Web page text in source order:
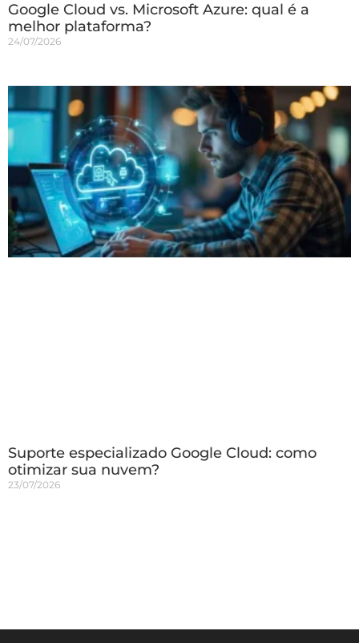
Google Cloud vs. Microsoft Azure: qual é a
melhor plataforma?
24/07/2026
Suporte especializado Google Cloud: como
otimizar sua nuvem?
23/07/2026